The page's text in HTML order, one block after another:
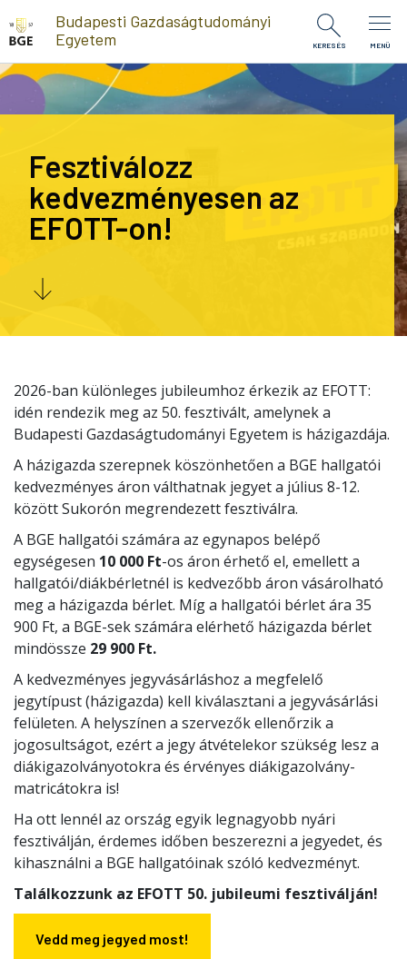
Ugrás a tartalomra
Budapesti Gazdaságtudományi
Egyetem
KERESÉS MENÜ
Fesztiválozz
kedvezményesen az
EFOTT-on!
2026-ban különleges jubileumhoz érkezik az EFOTT:
idén rendezik meg az 50. fesztivált, amelynek a
Budapesti Gazdaságtudományi Egyetem is házigazdája.
A házigazda szerepnek köszönhetően a BGE hallgatói
kedvezményes áron válthatnak jegyet a július 8-12.
között Sukorón megrendezett fesztiválra.
A BGE hallgatói számára az egynapos belépő
egységesen 10 000 Ft-os áron érhető el, emellett a
hallgatói/diákbérletnél is kedvezőbb áron vásárolható
meg a házigazda bérlet. Míg a hallgatói bérlet ára 35
900 Ft, a BGE-sek számára elérhető házigazda bérlet
mindössze 29 900 Ft.
A kedvezményes jegyvásárláshoz a megfelelő
jegytípust (házigazda) kell kiválasztani a jegyvásárlási
felületen. A helyszínen a szervezők ellenőrzik a
jogosultságot, ezért a jegy átvételekor szükség lesz a
diákigazolványotokra és érvényes diákigazolvány-
matricátokra is!
Ha ott lennél az ország egyik legnagyobb nyári
fesztiválján, érdemes időben beszerezni a jegyedet, és
kihasználni a BGE hallgatóinak szóló kedvezményt.
Találkozzunk az EFOTT 50. jubileumi fesztiválján!
Vedd meg jegyed most!